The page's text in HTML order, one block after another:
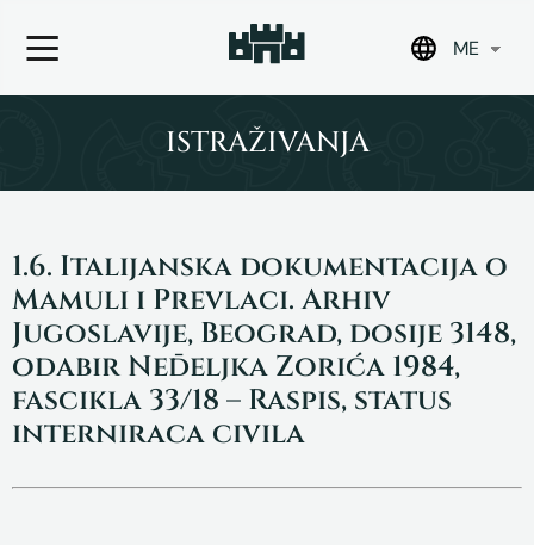
ME
ISTRAŽIVANJA
1.6. Italijanska dokumentacija o
Mamuli i Prevlaci. Arhiv
Jugoslavije, Beograd, dosije 3148,
odabir Neđeljka Zorića 1984,
fascikla 33/18 – Raspis, status
interniraca civila